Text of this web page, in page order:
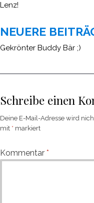
Lenz!
NEUERE
Gekrönter Buddy Bär ;)
Schreibe einen
Deine E-Mail-Adresse wird
mit * markiert
Kommentar *